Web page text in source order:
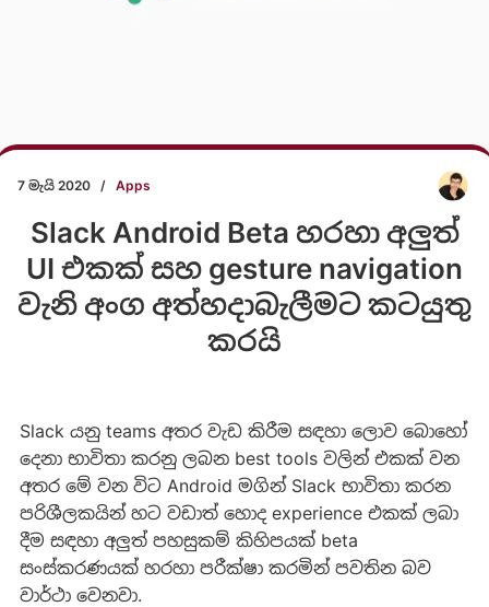
7 මැයි 2020 / Apps
Slack Android Beta හරහා අලුත්
UI එකක් සහ gesture navigation
වැනි අංග අත්හදාබැලීමට කටයුතු
කරයි
Slack යනු teams අතර වැඩ කිරීම සඳහා ‍ලොව බොහෝ
දෙනා භාවිතා කරනු ලබන best tools වලින් එකක් වන
අතර මේ වන විට Android මගින් Slack භාවිතා කරන
පරිශීලකයින් හ‍ට වඩාත් හොද experience එකක් ලබා
දීම සඳහා අලුත් පහසුකම් කිහිපයක් beta
සංස්කරණයක් හරහා පරීක්ෂා කරමින් පවතින බව
වාර්ථා වෙනවා.